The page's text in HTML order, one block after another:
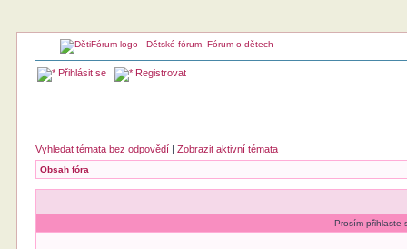
Přihlásit se Registrovat
Vyhledat témata bez odpovědí |Zobrazit aktivní témata
Obsah fóra
Prosím přihlaste